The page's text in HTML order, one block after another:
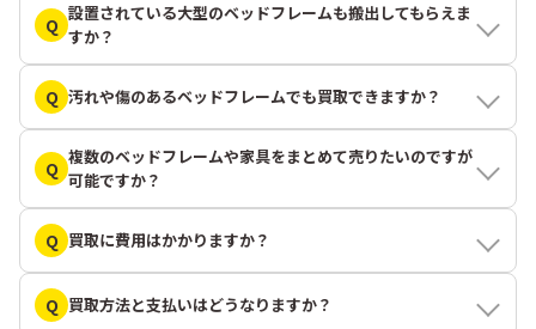
Q
設置されている大型のベッドフレームも搬出してもらえま
すか？
Q 汚れや傷のあるベッドフレームでも買取できますか？
Q
複数のベッドフレームや家具をまとめて売りたいのですが
可能ですか？
Q 買取に費用はかかりますか？
Q 買取方法と支払いはどうなりますか？